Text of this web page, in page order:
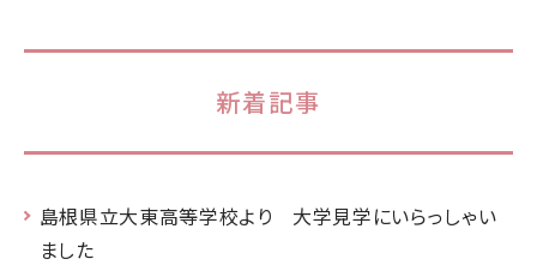
新着記事
島根県立大東高等学校より 大学見学にいらっしゃい
ました